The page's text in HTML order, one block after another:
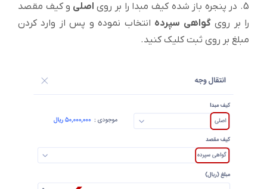
5. در پنجره باز شده کیف مبدا را بر روی اصلی و کیف مقصد
را بر رویگواهی سپرده انتخاب نموده و پس از وارد کردن
مبلغ بر روی ثبت کلیک کنید.